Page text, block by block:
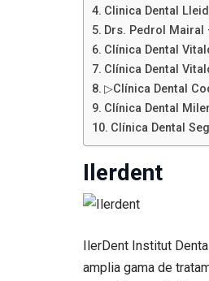
Clinica Dental
Drs. Pedrol
Clínica Dental
Clínica Dental
▷Clínica Dental
Clínica Dental
Clínica Dental
Ilerdent
IlerDent Institut
amplia gama de